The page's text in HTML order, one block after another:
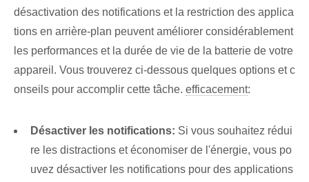
désactivation des notifications et la restriction des applica
tions en arrière-plan peuvent améliorer considérablement
les performances et la durée de vie de la batterie de votre
appareil. Vous trouverez ci-dessous quelques options et c
onseils pour accomplir cette tâche. efficacement:
Désactiver les notifications: Si vous souhaitez rédui
re les distractions et économiser de l'énergie, vous po
uvez désactiver les notifications pour des applications